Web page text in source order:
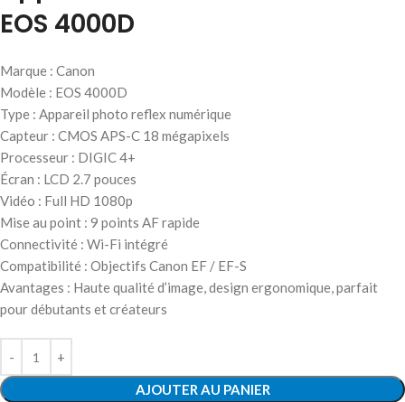
EOS 4000D
Marque : Canon
Modèle : EOS 4000D
Type : Appareil photo reflex numérique
Capteur : CMOS APS-C 18 mégapixels
Processeur : DIGIC 4+
Écran : LCD 2.7 pouces
Vidéo : Full HD 1080p
Mise au point : 9 points AF rapide
Connectivité : Wi-Fi intégré
Compatibilité : Objectifs Canon EF / EF-S
Avantages : Haute qualité d’image, design ergonomique, parfait
pour débutants et créateurs
AJOUTER AU PANIER